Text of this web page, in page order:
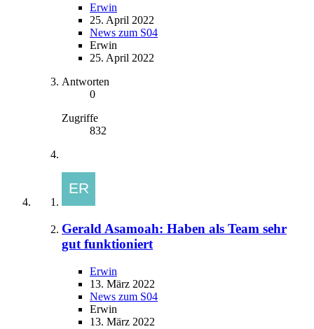
Erwin
25. April 2022
News zum S04
Erwin
25. April 2022
Antworten
0
Zugriffe
832
Gerald Asamoah: Haben als Team sehr
gut funktioniert
Erwin
13. März 2022
News zum S04
Erwin
13. März 2022